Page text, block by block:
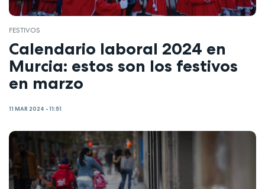
FESTIVOS
Calendario laboral 2024 en
Murcia: estos son los festivos
en marzo
11 MAR 2024 - 11:51